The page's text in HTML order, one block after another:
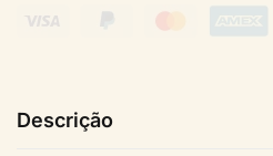
Descrição